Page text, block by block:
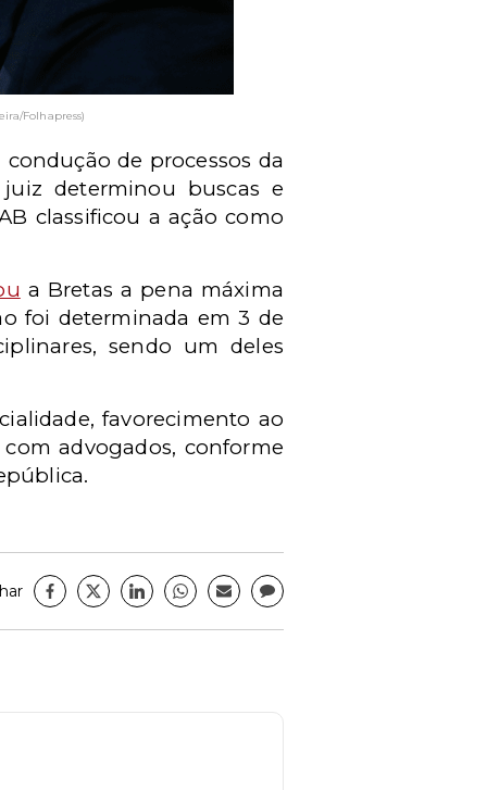
Folhapress)
de processos da
determinou buscas e
classificou a ação como
a Bretas a pena máxima
foi determinada em 3 de
sendo um deles
favorecimento ao
advogados, conforme